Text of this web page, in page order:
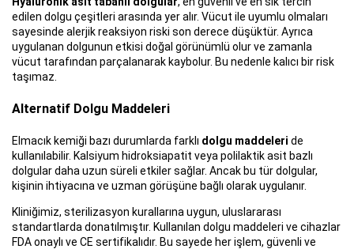
edilen dolgu çeşitleri arasında yer alır. Vücut ile uyumlu olmaları
sayesinde alerjik reaksiyon riski son derece düşüktür. Ayrıca
uygulanan dolgunun etkisi doğal görünümlü olur ve zamanla
vücut tarafından parçalanarak kaybolur. Bu nedenle kalıcı bir risk
taşımaz.
Alternatif Dolgu Maddeleri
Elmacık kemiği bazı durumlarda farklı dolgu maddeleri de
kullanılabilir. Kalsiyum hidroksiapatit veya polilaktik asit bazlı
dolgular daha uzun süreli etkiler sağlar. Ancak bu tür dolgular,
kişinin ihtiyacına ve uzman görüşüne bağlı olarak uygulanır.
Kliniğimiz, sterilizasyon kurallarına uygun, uluslararası
standartlarda donatılmıştır. Kullanılan dolgu maddeleri ve cihazlar
FDA onaylı ve CE sertifikalıdır. Bu sayede her işlem, güvenli ve